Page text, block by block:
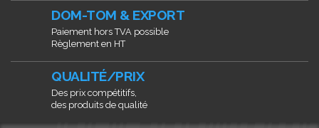
DOM-TOM & EXPORT
Paiement hors TVA possible
Règlement en HT
QUALITÉ/PRIX
Des prix compétitifs,
des produits de qualité